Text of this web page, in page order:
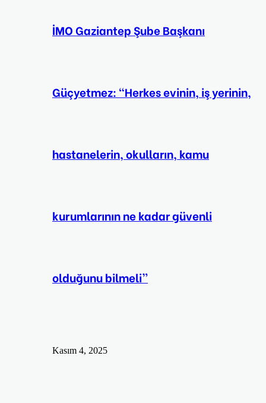
İMO Gaziantep Şube Başkanı
Güçyetmez: “Herkes evinin, iş yerinin,
hastanelerin, okulların, kamu
kurumlarının ne kadar güvenli
olduğunu bilmeli”
Kasım 4, 2025